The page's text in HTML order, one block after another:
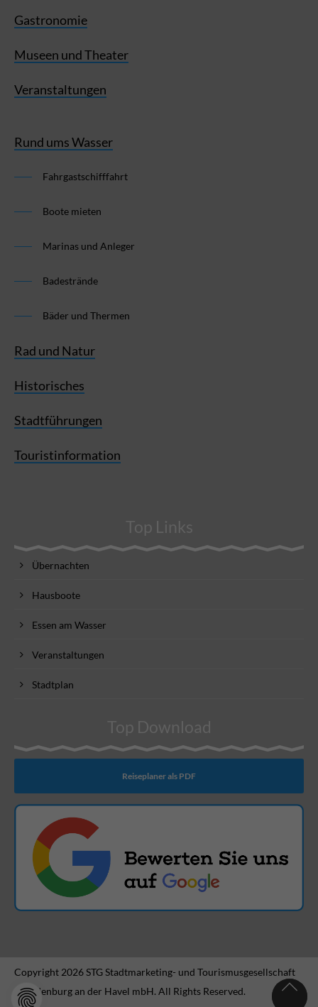
Gastronomie
Museen und Theater
Veranstaltungen
Rund ums Wasser
Fahrgastschifffahrt
Boote mieten
Marinas und Anleger
Badestrände
Bäder und Thermen
Rad und Natur
Historisches
Stadtführungen
Touristinformation
Top Links
Übernachten
Hausboote
Essen am Wasser
Veranstaltungen
Stadtplan
Top Download
Reiseplaner als PDF
Copyright 2026 STG Stadtmarketing- und Tourismusgesellschaft
Brandenburg an der Havel mbH. All Rights Reserved.